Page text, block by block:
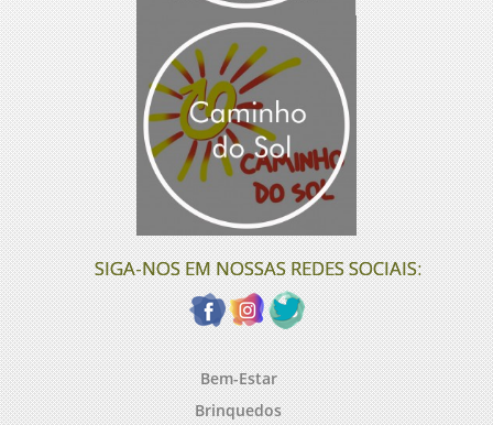
SIGA-NOS EM NOSSAS REDES SOCIAIS:
Bem-Estar
Brinquedos